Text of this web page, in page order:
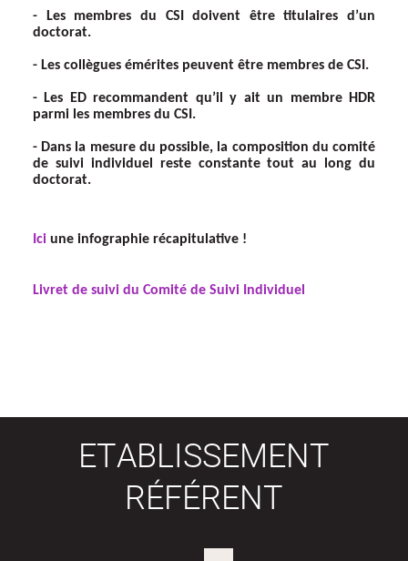
- Les membres du CSI doivent être titulaires d’un
doctorat.
- Les collègues émérites peuvent être membres de CSI.
- Les ED recommandent qu’il y ait un membre HDR
parmi les membres du CSI.
- Dans la mesure du possible, la composition du comité
de suivi individuel reste constante tout au long du
doctorat.
Ici une infographie récapitulative !
Livret de suivi du Comité de Suivi Individuel
ETABLISSEMENT
RÉFÉRENT